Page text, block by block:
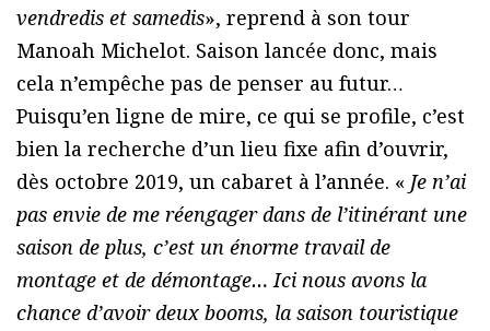
vendredis et samedis», reprend à son tour
Manoah Michelot. Saison lancée donc, mais
cela n’empêche pas de penser au futur…
Puisqu’en ligne de mire, ce qui se profile, c’est
bien la recherche d’un lieu fixe afin d’ouvrir,
dès octobre 2019, un cabaret à l’année. « Je n’ai
pas envie de me réengager dans de l’itinérant une
saison de plus, c’est un énorme travail de
montage et de démontage… Ici nous avons la
chance d’avoir deux booms, la saison touristique